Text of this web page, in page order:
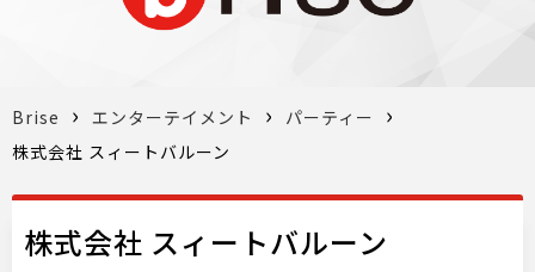
Brise エンターテイメント
パーティー
株式会社 スィートバルーン
株式会社 スィートバルーン